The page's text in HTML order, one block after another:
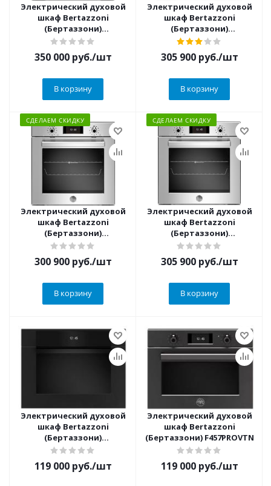
Электрический духовой
шкаф Bertazzoni
(Бертаззони)
F6011MODVPTN
350 000руб./шт
В корзину
Электрический духовой
шкаф Bertazzoni
(Бертаззони)
F6011PROVTN
305 900руб./шт
В корзину
СДЕЛАЕМ СКИДКУ
Электрический духовой
шкаф Bertazzoni
(Бертаззони)
F6011PROVTX
300 900руб./шт
В корзину
СДЕЛАЕМ СКИДКУ
Электрический духовой
шкаф Bertazzoni
(Бертаззони)
F6011PROVPTX/23
305 900руб./шт
В корзину
Электрический духовой
шкаф Bertazzoni
(Бертаззони)
F457MODVTN
119 000руб./шт
Электрический духовой
шкаф Bertazzoni
(Бертаззони) F457PROVTN
119 000руб./шт